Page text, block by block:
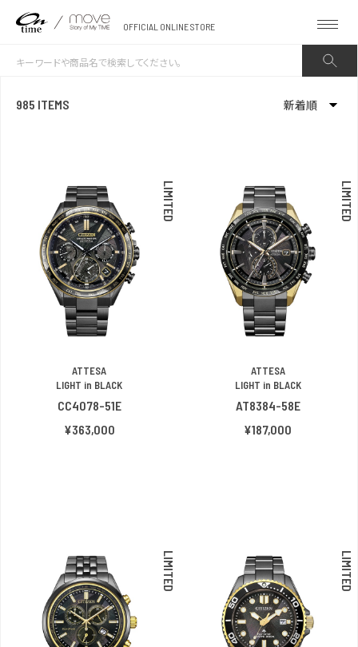
OFFICIAL ONLINE STORE
985 ITEMS 新着順
価格が安い
価格が高い
お気に入り登録数
LIMITED
ATTESA
LIGHT in BLACK
CC4078-51E
¥363,000
LIMITED
ATTESA
LIGHT in BLACK
AT8384-58E
¥187,000
LIMITED LIMITED